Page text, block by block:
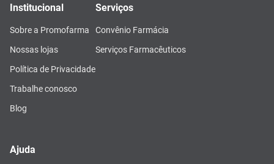
Institucional
Sobre a Promofarma
Nossas lojas
Política de Privacidade
Trabalhe conosco
Blog
Serviços
Convênio Farmácia
Serviços Farmacêuticos
Ajuda